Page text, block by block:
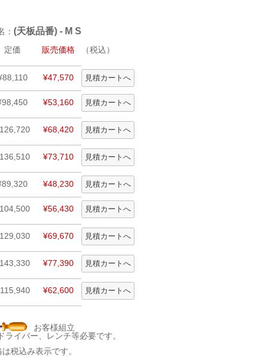
：(天板品番) - M S
定価 販売価格 （税込）
¥47,570
¥53,160
¥68,420
¥73,710
¥48,230
¥56,430
¥69,670
¥77,390
¥62,600
お客様組立
ライバー、レンチ等必要です。
税込み表示です。